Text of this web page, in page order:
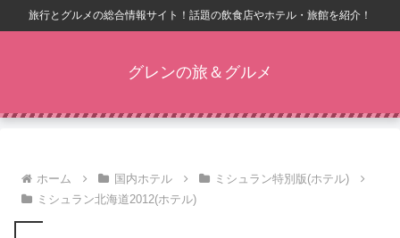
旅行とグルメの総合情報サイト！話題の飲食店やホテル・旅館を紹介！
グレンの旅＆グルメ
ホーム 国内ホテル
ミシュラン特別版(ホテル)
ミシュラン北海道2012(ホテル)